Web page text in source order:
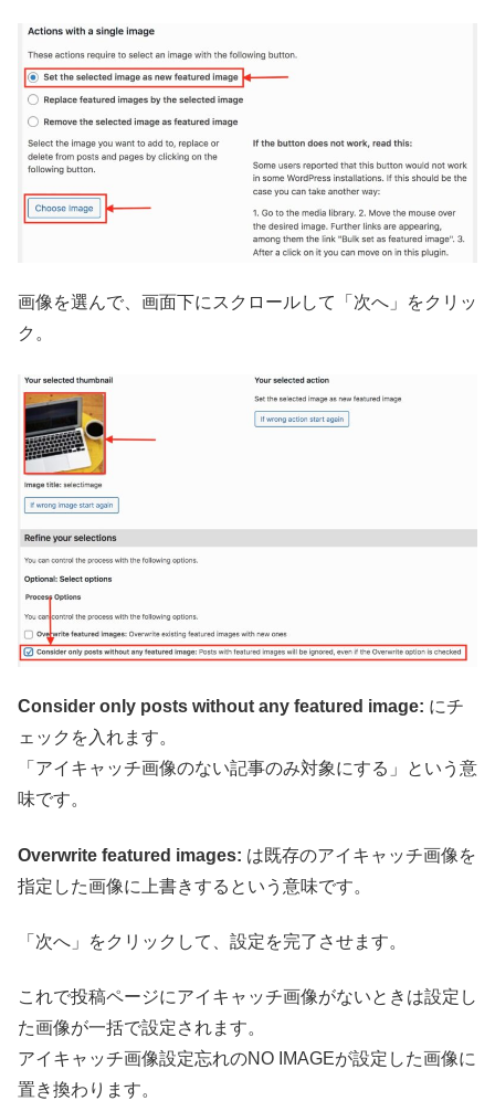
画像を選んで、画面下にスクロールして「次へ」をクリッ
ク。
Consider only posts without any featured image: にチ
ェックを入れます。
「アイキャッチ画像のない記事のみ対象にする」という意
味です。
Overwrite featured images: は既存のアイキャッチ画像を
指定した画像に上書きするという意味です。
「次へ」をクリックして、設定を完了させます。
これで投稿ページにアイキャッチ画像がないときは設定し
た画像が一括で設定されます。
アイキャッチ画像設定忘れのNO IMAGEが設定した画像に
置き換わります。